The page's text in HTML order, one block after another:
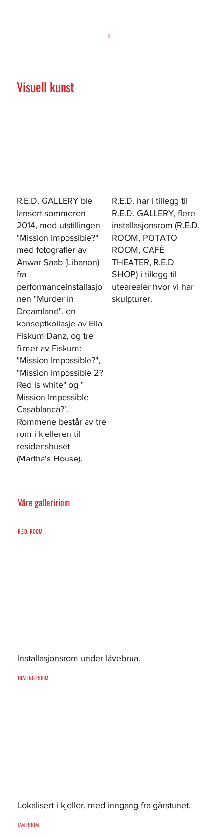
B
Visuell kunst
R.E.D. GALLERY ble
lansert sommeren
2014, med utstillingen
"Mission Impossible?"
med fotografier av
Anwar Saab (Libanon)
fra
performanceinstallasjo
nen "Murder in
Dreamland", en
konseptkollasje av Ella
Fiskum Danz, og tre
filmer av Fiskum:
"Mission Impossible?",
"Mission Impossible 2?
Red is white" og "
Mission Impossible
Casablanca?".
Rommene består av tre
rom i kjelleren til
residenshuset
(Martha's House).
R.E.D. har i tillegg til
R.E.D. GALLERY, flere
installasjonsrom (R.E.D.
ROOM, POTATO
ROOM, CAFÈ
THEATER, R.E.D.
SHOP) i tillegg til
utearealer hvor vi har
skulpturer.
Våre galleririom
R.E.D. ROOM
Installasjonsrom under låvebrua.
HEATING ROOM
Lokalisert i kjeller, med inngang fra gårstunet.
JAM ROOM